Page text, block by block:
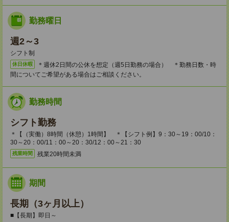
勤務曜日
週2～3
シフト制
休日休暇
＊週休2日間の公休を想定（週5日勤務の場合） ＊勤務日数・時
間についてご希望がある場合はご相談ください。
勤務時間
シフト勤務
＊【（実働）8時間（休憩）1時間】 ＊【シフト例】9：30～19：00/10：
30～20：00/11：00～20：30/12：00～21：30
残業時間 残業20時間未満
期間
長期（3ヶ月以上）
■【長期】即日～